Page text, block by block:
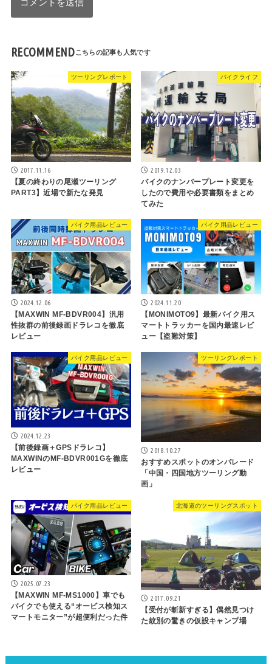
RECOMMEND
ツーリングレポート
2017.11.16
【夏の終わりの尾瀬ツーリング
PART3】近場で新たな発見
バイクライフ
2019.12.03
バイクのナンバープレート変更を
したので費用や必要書類をまとめ
てみた
バイク用品レビュー
2024.12.06
【MAXWIN MF-BDVR004】汎用
性抜群の前後録画ドラレコを徹底
レビュー
バイク用品レビュー
2024.11.20
【MONIMOTO9】最新バイク用ス
マートトラッカーを国内最速レビ
ュー【盗難対策】
バイク用品レビュー
2024.12.23
【前後録画＋GPSドラレコ】
MAXWINのMF-BDVR001Gを徹底
レビュー
ツーリングレポート
2018.10.27
おすすめスポットのオンパレード
「中国・四国地方ツーリング動
画」
バイク用品レビュー
2025.07.23
【MAXWIN MF-MS1000】車でも
バイクでも使える“オービス検知ス
マートモニター”が超便利だった件
北海道のツーリングスポット
2017.09.21
【受付が斬新すぎる】偶然見つけ
た紋別の驚きの仮設キャンプ場